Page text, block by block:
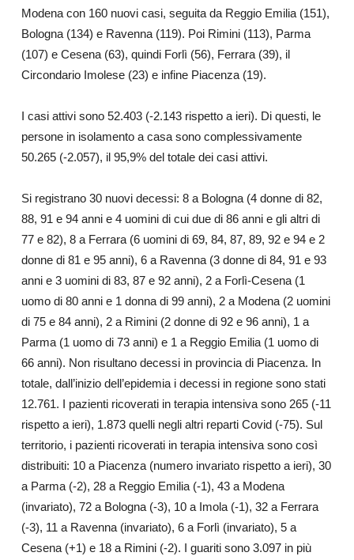
Modena con 160 nuovi casi, seguita da Reggio Emilia (151),
Bologna (134) e Ravenna (119). Poi Rimini (113), Parma
(107) e Cesena (63), quindi Forlì (56), Ferrara (39), il
Circondario Imolese (23) e infine Piacenza (19).
I casi attivi sono 52.403 (-2.143 rispetto a ieri). Di questi, le
persone in isolamento a casa sono complessivamente
50.265 (-2.057), il 95,9% del totale dei casi attivi.
Si registrano 30 nuovi decessi: 8 a Bologna (4 donne di 82,
88, 91 e 94 anni e 4 uomini di cui due di 86 anni e gli altri di
77 e 82), 8 a Ferrara (6 uomini di 69, 84, 87, 89, 92 e 94 e 2
donne di 81 e 95 anni), 6 a Ravenna (3 donne di 84, 91 e 93
anni e 3 uomini di 83, 87 e 92 anni), 2 a Forlì-Cesena (1
uomo di 80 anni e 1 donna di 99 anni), 2 a Modena (2 uomini
di 75 e 84 anni), 2 a Rimini (2 donne di 92 e 96 anni), 1 a
Parma (1 uomo di 73 anni) e 1 a Reggio Emilia (1 uomo di
66 anni). Non risultano decessi in provincia di Piacenza. In
totale, dall’inizio dell’epidemia i decessi in regione sono stati
12.761. I pazienti ricoverati in terapia intensiva sono 265 (-11
rispetto a ieri), 1.873 quelli negli altri reparti Covid (-75). Sul
territorio, i pazienti ricoverati in terapia intensiva sono così
distribuiti: 10 a Piacenza (numero invariato rispetto a ieri), 30
a Parma (-2), 28 a Reggio Emilia (-1), 43 a Modena
(invariato), 72 a Bologna (-3), 10 a Imola (-1), 32 a Ferrara
(-3), 11 a Ravenna (invariato), 6 a Forlì (invariato), 5 a
Cesena (+1) e 18 a Rimini (-2). I guariti sono 3.097 in più